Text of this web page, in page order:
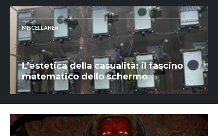
MISCELLANEA
L’estetica della casualità: il fascino
matematico dello schermo